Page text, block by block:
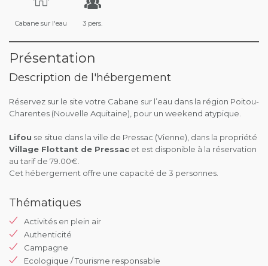
Cabane sur l'eau 3 pers.
Présentation
Description de l'hébergement
Réservez sur le site votre Cabane sur l’eau dans la région Poitou-
Charentes (Nouvelle Aquitaine), pour un weekend atypique.
Lifou se situe dans la ville de Pressac (Vienne), dans la propriété
Village Flottant de Pressac et est disponible à la réservation
au tarif de 79.00€.
Cet hébergement offre une capacité de 3 personnes.
Thématiques
Activités en plein air
Authenticité
Campagne
Ecologique / Tourisme responsable